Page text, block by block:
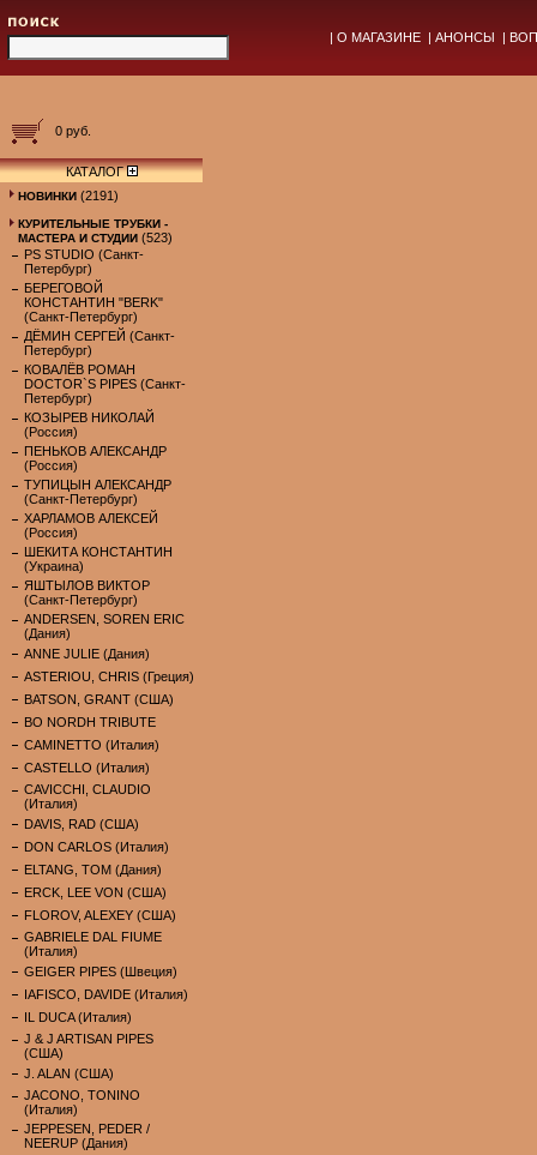
| О МАГАЗИНЕ | АНОНСЫ |
0 руб.
КАТАЛОГ
НОВИНКИ (2191)
КУРИТЕЛЬНЫЕ ТРУБКИ -
МАСТЕРА И СТУДИИ (523)
PS STUDIO (Санкт-
Петербург)
БЕРЕГОВОЙ
КОНСТАНТИН "BERK"
(Санкт-Петербург)
ДЁМИН СЕРГЕЙ (Санкт-
Петербург)
КОВАЛЁВ РОМАН
DOCTOR`S PIPES (Санкт-
Петербург)
КОЗЫРЕВ НИКОЛАЙ
(Россия)
ПЕНЬКОВ АЛЕКСАНДР
(Россия)
ТУПИЦЫН АЛЕКСАНДР
(Санкт-Петербург)
ХАРЛАМОВ АЛЕКСЕЙ
(Россия)
ШЕКИТА КОНСТАНТИН
(Украина)
ЯШТЫЛОВ ВИКТОР
(Санкт-Петербург)
ANDERSEN, SOREN ERIC
(Дания)
ANNE JULIE (Дания)
ASTERIOU, CHRIS (Греция)
BATSON, GRANT (США)
BO NORDH TRIBUTE
CAMINETTO (Италия)
CASTELLO (Италия)
CAVICCHI, CLAUDIO
(Италия)
DAVIS, RAD (США)
DON CARLOS (Италия)
ELTANG, TOM (Дания)
ERCK, LEE VON (США)
FLOROV, ALEXEY (США)
GABRIELE DAL FIUME
(Италия)
GEIGER PIPES (Швеция)
IAFISCO, DAVIDE (Италия)
IL DUCA (Италия)
J & J ARTISAN PIPES
(США)
J. ALAN (США)
JACONO, TONINO
(Италия)
JEPPESEN, PEDER /
NEERUP (Дания)